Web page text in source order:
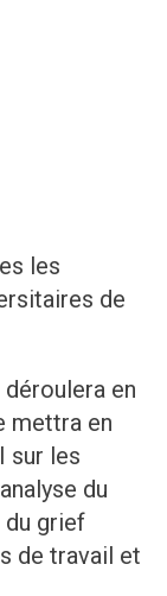
les
de
en
mettra en
sur les
du
grief
de travail et